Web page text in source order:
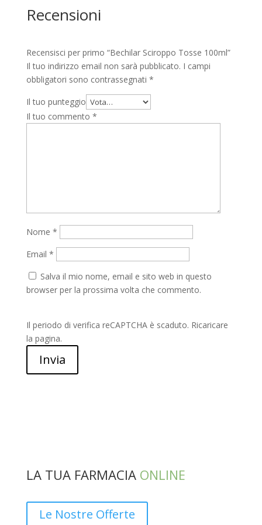
Recensioni
Recensisci per primo “Bechilar Sciroppo Tosse 100ml”
Il tuo indirizzo email non sarà pubblicato. I campi
obbligatori sono contrassegnati *
Il tuo punteggio
Il tuo commento *
Nome *
Email *
Salva il mio nome, email e sito web in questo
browser per la prossima volta che commento.
Il periodo di verifica reCAPTCHA è scaduto. Ricaricare
la pagina.
Invia
LA TUA FARMACIA ONLINE
Le Nostre Offerte